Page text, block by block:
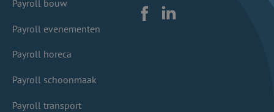
Payroll bouw
Payroll evenementen
Payroll horeca
Payroll schoonmaak
Payroll transport
FacebookLinkedIn